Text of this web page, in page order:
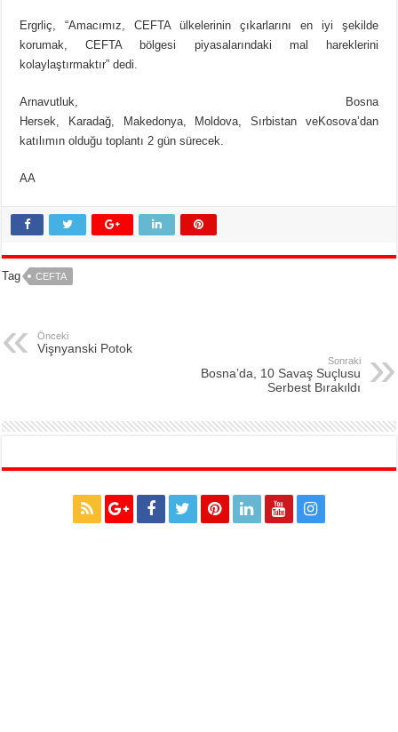
Ergrliç, “Amacımız, CEFTA ülkelerinin çıkarlarını en iyi şekilde
korumak, CEFTA bölgesi piyasalarındaki mal hareklerini
kolaylaştırmaktır” dedi.
Arnavutluk, Bosna
Hersek, Karadağ, Makedonya, Moldova, Sırbistan veKosova’dan
katılımın olduğu toplantı 2 gün sürecek.
AA
Tag CEFTA
Önceki
Vişnyanski Potok
Sonraki
Bosna’da, 10 Savaş Suçlusu
Serbest Bırakıldı